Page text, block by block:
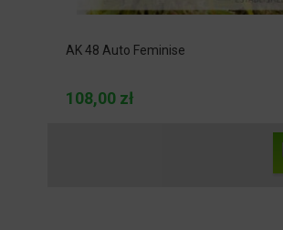
AK 48 Auto Feminise
108,00 zł